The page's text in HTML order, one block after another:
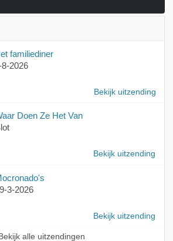
familiediner
8-2026
Bekijk uitzending
Doen Ze Het Van
Bekijk uitzending
3-2026
Bekijk uitzending
Bekijk alle uitzendingen